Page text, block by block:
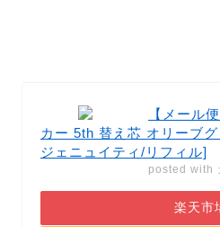
【メール
カー 5th 替え芯 オリーブ
ジェニュイティ/リフィル]
posted with
楽天市